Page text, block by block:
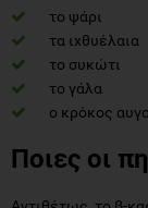
το ψάρι
τα ιχθυέλαια
το συκώτι
το γάλα
ο κρόκος
Ποιες οι